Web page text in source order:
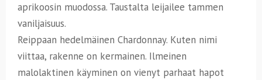
aprikoosin muodossa. Taustalta leijailee tammen
vaniljaisuus.
Reippaan hedelmäinen Chardonnay. Kuten nimi
viittaa, rakenne on kermainen. Ilmeinen
malolaktinen käyminen on vienyt parhaat hapot